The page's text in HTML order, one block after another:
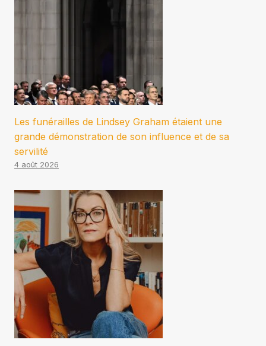
Les funérailles de Lindsey Graham étaient une
grande démonstration de son influence et de sa
servilité
4 août 2026